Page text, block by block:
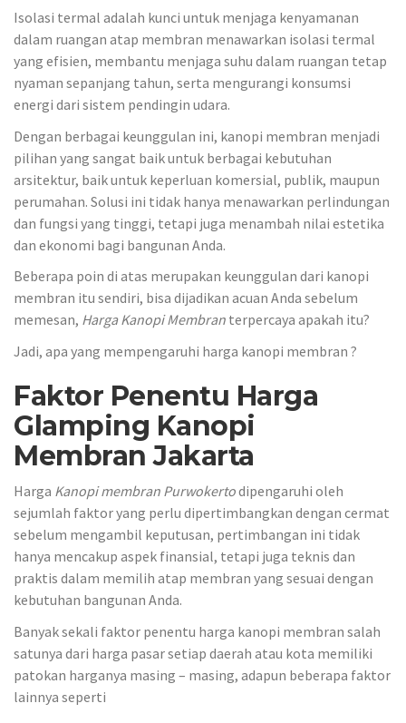
Isolasi termal adalah kunci untuk menjaga kenyamanan
dalam ruangan atap membran menawarkan isolasi termal
yang efisien, membantu menjaga suhu dalam ruangan tetap
nyaman sepanjang tahun, serta mengurangi konsumsi
energi dari sistem pendingin udara.
Dengan berbagai keunggulan ini, kanopi membran menjadi
pilihan yang sangat baik untuk berbagai kebutuhan
arsitektur, baik untuk keperluan komersial, publik, maupun
perumahan. Solusi ini tidak hanya menawarkan perlindungan
dan fungsi yang tinggi, tetapi juga menambah nilai estetika
dan ekonomi bagi bangunan Anda.
Beberapa poin di atas merupakan keunggulan dari kanopi
membran itu sendiri, bisa dijadikan acuan Anda sebelum
memesan, Harga Kanopi Membran terpercaya apakah itu?
Jadi, apa yang mempengaruhi harga kanopi membran ?
Faktor Penentu Harga
Glamping Kanopi
Membran Jakarta
Harga Kanopi membran Purwokertodipengaruhi oleh
sejumlah faktor yang perlu dipertimbangkan dengan cermat
sebelum mengambil keputusan, pertimbangan ini tidak
hanya mencakup aspek finansial, tetapi juga teknis dan
praktis dalam memilih atap membran yang sesuai dengan
kebutuhan bangunan Anda.
Banyak sekali faktor penentu harga kanopi membran salah
satunya dari harga pasar setiap daerah atau kota memiliki
patokan harganya masing – masing, adapun beberapa faktor
lainnya seperti